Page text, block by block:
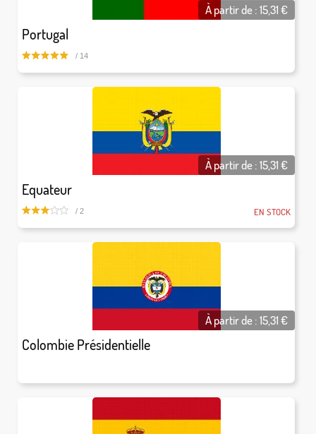
Portugal
À partir de :15,31€
/ 14
Equateur
À partir de :15,31€
/ 2 EN STOCK
Colombie Présidentielle
À partir de :15,31€